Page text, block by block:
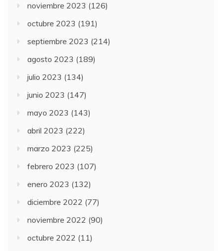
noviembre 2023 (126)
octubre 2023 (191)
septiembre 2023 (214)
agosto 2023 (189)
julio 2023 (134)
junio 2023 (147)
mayo 2023 (143)
abril 2023 (222)
marzo 2023 (225)
febrero 2023 (107)
enero 2023 (132)
diciembre 2022 (77)
noviembre 2022 (90)
octubre 2022 (11)